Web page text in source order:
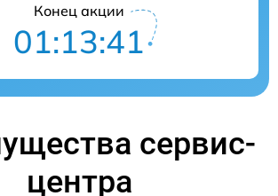
Конец акции
01:13:39
сервис-
центра